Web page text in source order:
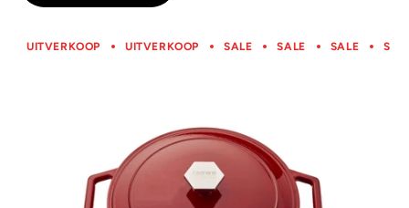
UITVERKOOP UITVERKOOP SALE SALE SALE